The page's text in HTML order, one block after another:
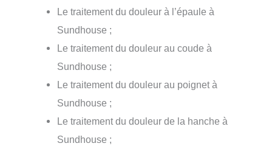
Le traitement du douleur à l’épaule à
Sundhouse ;
Le traitement du douleur au coude à
Sundhouse ;
Le traitement du douleur au poignet à
Sundhouse ;
Le traitement du douleur de la hanche à
Sundhouse ;